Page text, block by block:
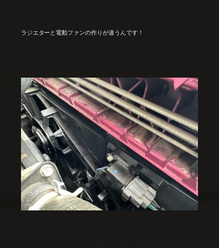
ラジエターと電動ファンの作りが違うんです！